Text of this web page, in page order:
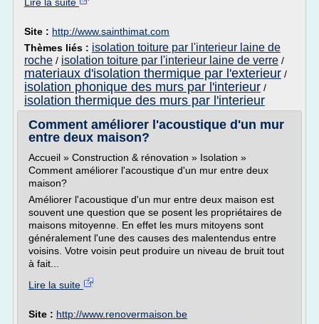
Site : http://www.sainthimat.com
Thèmes liés : isolation toiture par l'interieur laine de
roche / isolation toiture par l'interieur laine de verre /
materiaux d'isolation thermique par l'exterieur /
isolation phonique des murs par l'interieur /
isolation thermique des murs par l'interieur
Comment améliorer l'acoustique d'un mur
entre deux maison?
Accueil » Construction & rénovation » Isolation »
Comment améliorer l'acoustique d'un mur entre deux
maison?
Améliorer l'acoustique d'un mur entre deux maison est
souvent une question que se posent les propriétaires de
maisons mitoyenne. En effet les murs mitoyens sont
généralement l'une des causes des malentendus entre
voisins. Votre voisin peut produire un niveau de bruit tout
à fait...
Lire la suite
Site : http://www.renovermaison.be